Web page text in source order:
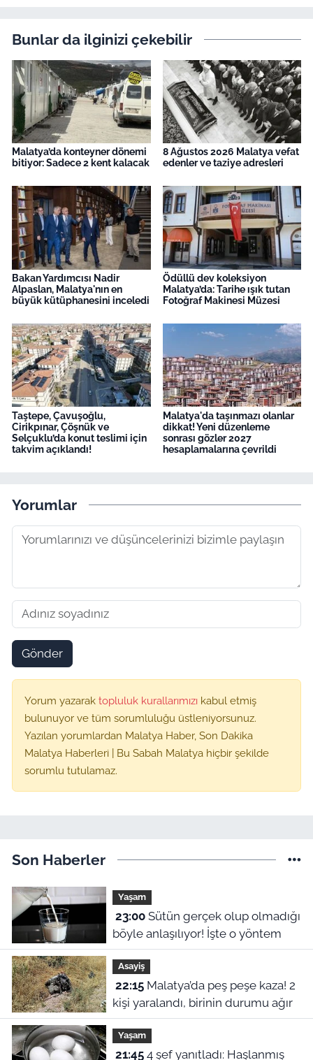
Bunlar da ilginizi çekebilir
Malatya’da konteyner dönemi
bitiyor: Sadece 2 kent kalacak
8 Ağustos 2026 Malatya vefat
edenler ve taziye adresleri
Bakan Yardımcısı Nadir
Alpaslan, Malatya'nın en
büyük kütüphanesini inceledi
Ödüllü dev koleksiyon
Malatya’da: Tarihe ışık tutan
Fotoğraf Makinesi Müzesi
Taştepe, Çavuşoğlu,
Cirikpınar, Çöşnük ve
Selçuklu’da konut teslimi için
takvim açıklandı!
Malatya'da taşınmazı olanlar
dikkat! Yeni düzenleme
sonrası gözler 2027
hesaplamalarına çevrildi
Yorumlar
Gönder
Yorum yazarak topluluk kurallarımızı kabul etmiş
bulunuyor ve tüm sorumluluğu üstleniyorsunuz.
Yazılan yorumlardan Malatya Haber, Son Dakika
Malatya Haberleri | Bu Sabah Malatya hiçbir şekilde
sorumlu tutulamaz.
Son Haberler
Yaşam
23:00Sütün gerçek olup olmadığı
böyle anlaşılıyor! İşte o yöntem
Asayiş
22:15Malatya’da peş peşe kaza! 2
kişi yaralandı, birinin durumu ağır
Yaşam
21:454 şef yanıtladı: Haşlanmış